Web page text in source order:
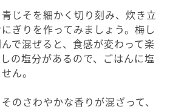
じそを細かく切り刻み、炊き立
ぎりを作ってみましょう。梅し
で混ぜると、食感が変わって楽
の塩分があるので、ごはんに塩
ん。
のさわやかな香りが混ざって、